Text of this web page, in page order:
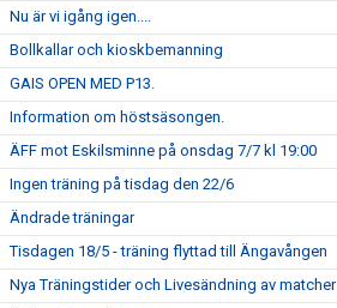
Nu är vi igång igen....
Bollkallar och kioskbemanning
GAIS OPEN MED P13.
Information om höstsäsongen.
ÄFF mot Eskilsminne på onsdag 7/7 kl 19:00
Ingen träning på tisdag den 22/6
Ändrade träningar
Tisdagen 18/5 - träning flyttad till Ängavången
Nya Träningstider och Livesändning av matcher